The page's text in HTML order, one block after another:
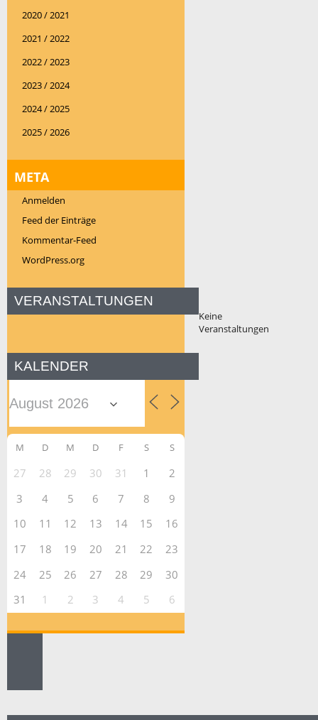
2020 / 2021
2021 / 2022
2022 / 2023
2023 / 2024
2024 / 2025
2025 / 2026
META
Anmelden
Feed der Einträge
Kommentar-Feed
WordPress.org
VERANSTALTUNGEN
Keine
Veranstaltungen
KALENDER
M D M D F S S
27 28 29 30 31 1
2
3
4 5 6 7 8
9
10
11 12 13 14 15
16
17
18 19 20 21 22
23
24
25 26 27 28 29
30
31
1 2 3 4 5 6